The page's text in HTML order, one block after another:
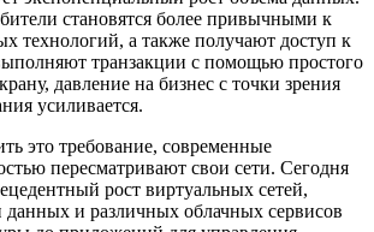
становятся более привычными к
технологий, а также получают доступ к
транзакции с помощью простого
давление на бизнес с точки зрения
усиливается.
это требование, современные
пересматривают свои сети. Сегодня
рост виртуальных сетей,
данных и различных облачных сервисов